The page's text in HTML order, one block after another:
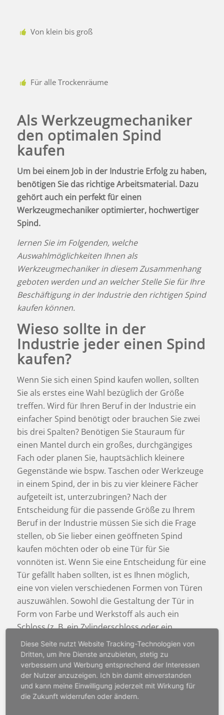
Von klein bis groß
Für alle Trockenräume
Als Werkzeugmechaniker
den optimalen Spind
kaufen
Um bei einem Job in der Industrie Erfolg zu haben,
benötigen Sie das richtige Arbeitsmaterial. Dazu
gehört auch ein perfekt für einen
Werkzeugmechaniker optimierter, hochwertiger
Spind.
lernen Sie im Folgenden, welche
Auswahlmöglichkeiten Ihnen als
Werkzeugmechaniker in diesem Zusammenhang
geboten werden und an welcher Stelle Sie für Ihre
Beschäftigung in der Industrie den richtigen Spind
kaufen können.
Wieso sollte in der
Industrie jeder einen Spind
kaufen?
Wenn Sie sich einen Spind kaufen wollen, sollten
Sie als erstes eine Wahl bezüglich der Größe
treffen. Wird für Ihren Beruf in der Industrie ein
einfacher Spind benötigt oder brauchen Sie zwei
bis drei Spalten? Benötigen Sie Stauraum für
einen Mantel durch ein großes, durchgängiges
Fach oder planen Sie, hauptsächlich kleinere
Gegenstände wie bspw. Taschen oder Werkzeuge
in einem Spind, der in bis zu vier kleinere Fächer
aufgeteilt ist, unterzubringen? Nach der
Entscheidung für die passende Größe zu Ihrem
Beruf in der Industrie müssen Sie sich die Frage
stellen, ob Sie lieber einen geöffneten Spind
kaufen möchten oder ob eine Tür für Sie
vonnöten ist. Wenn Sie eine Entscheidung für eine
Tür gefällt haben sollten, ist es Ihnen möglich,
eine von vielen verschiedenen Formen von Türen
auszuwählen. Sowohl die Gestaltung der Tür in
Form von Farbe und Werkstoff als auch ein
Schloss (z. B. ein Zylinderschloss oder ein
Vörhängeschloss) für volle Zuverlässigkeit und
Privatsphäre dütfen Sie als Werkzeugmechaniker
wählen.
Das müssen Sie als
Werkzeugmechaniker beim
Diese Seite nutzt Website Tracking-Technologien von
Dritten, um ihre Dienste anzubieten, stetig zu
verbessern und Werbung entsprechend der Interessen
der Nutzer anzuzeigen. Ich bin damit einverstanden
und kann meine Einwilligung jederzeit mit Wirkung für
die Zukunft widerrufen oder ändern.